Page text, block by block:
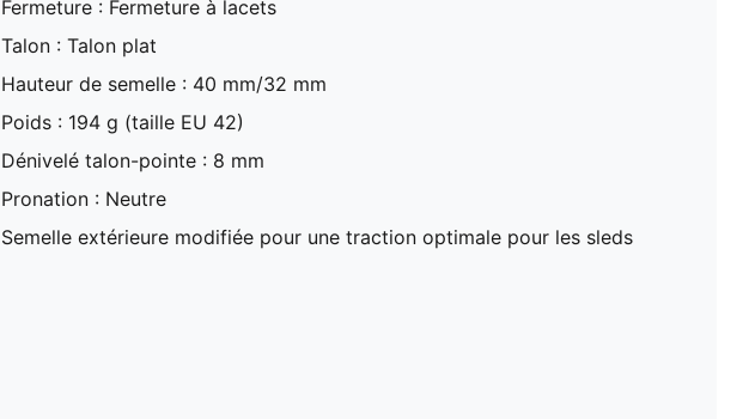
Fermeture : Fermeture à lacets
Talon : Talon plat
Hauteur de semelle : 40 mm/32 mm
Poids : 194 g (taille EU 42)
Dénivelé talon-pointe : 8 mm
Pronation : Neutre
Semelle extérieure modifiée pour une traction optimale pour les sleds